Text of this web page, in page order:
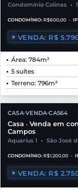
Condomínio Colinas •
CONDOMÍNIO: R$600,00 •
VENDA: R$
Área: 784m²
5 suítes
Terreno: 796m²
CASA•VENDA•CA564
Casa • Venda em
Campos
Aquarius 1 • São José
CONDOMÍNIO: R$1.200,00 •
VENDA: R$